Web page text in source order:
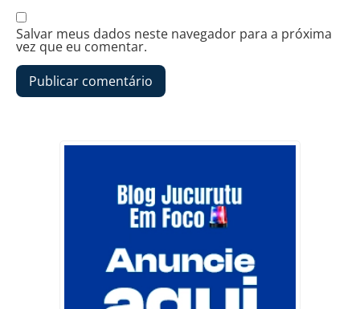
Salvar meus dados neste navegador para a próxima
vez que eu comentar.